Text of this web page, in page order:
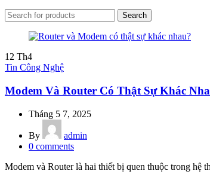
Search
12 Th4
Tin Công Nghệ
Modem Và Router Có Thật Sự Khác
Tháng 5 7, 2025
By
admin
0 comments
Modem và Router là hai thiết bị quen thuộc trong hệ